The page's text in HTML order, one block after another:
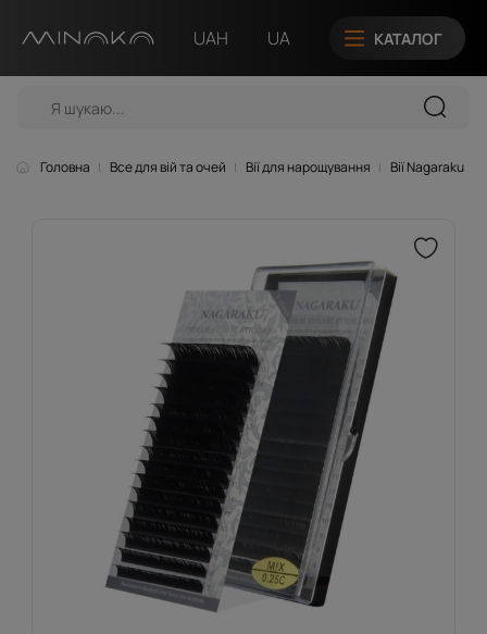
UAH UA КАТАЛОГ
Головна Все для вій та очей Вії для нарощування Вії Nagaraku